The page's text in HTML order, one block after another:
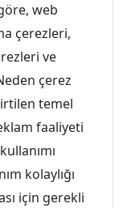
web
çerezleri,
ve
çerez
temel
faaliyeti
kolaylığı
için gerekli